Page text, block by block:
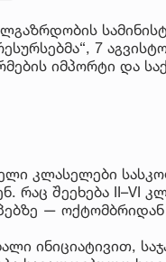
7
იმპორტი და
კლასელები
რაც შეეხება II–VI
—
ინიციატივით,